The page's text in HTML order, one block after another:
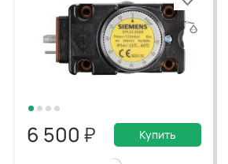
6 500 Купить